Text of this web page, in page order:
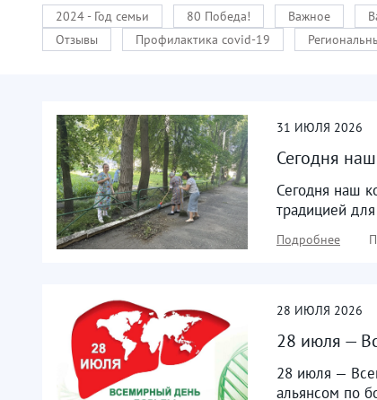
2024 - Год семьи
80 Победа! Важное
Отзывы
Профилактика covid-19
31 ИЮЛЯ 2026
Сегодня
Сегодня наш
традицией
Подробнее
28 ИЮЛЯ 2026
28 июля —
28 июля —
альянсом по